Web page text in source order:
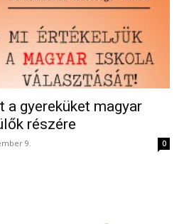
a gyereküket magyar
részére
9. 0